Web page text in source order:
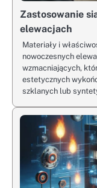
Zastosowanie
elewacjach
Materiały i
nowoczesnych
wzmacniających,
estetycznych
szklanych lub